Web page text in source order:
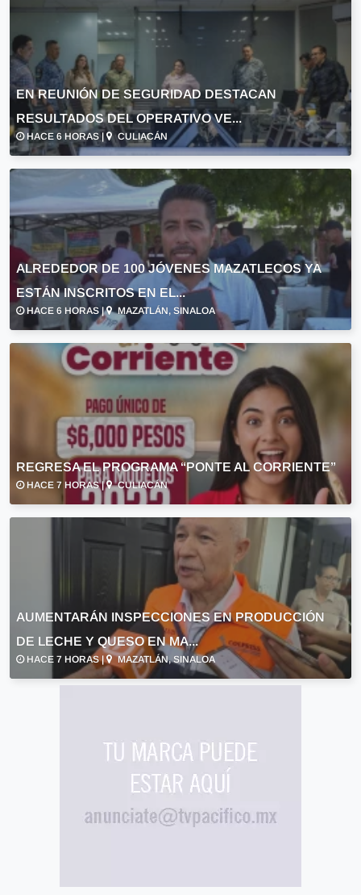
EN REUNIÓN DE SEGURIDAD DESTACAN
RESULTADOS DEL OPERATIVO VE...
HACE 6 HORAS | CULIACÁN
ALREDEDOR DE 100 JÓVENES MAZATLECOS YA
ESTÁN INSCRITOS EN EL...
HACE 6 HORAS | MAZATLÁN, SINALOA
REGRESA EL PROGRAMA “PONTE AL CORRIENTE”
HACE 7 HORAS | CULIACÁN
AUMENTARÁN INSPECCIONES EN PRODUCCIÓN
DE LECHE Y QUESO EN MA...
HACE 7 HORAS | MAZATLÁN, SINALOA